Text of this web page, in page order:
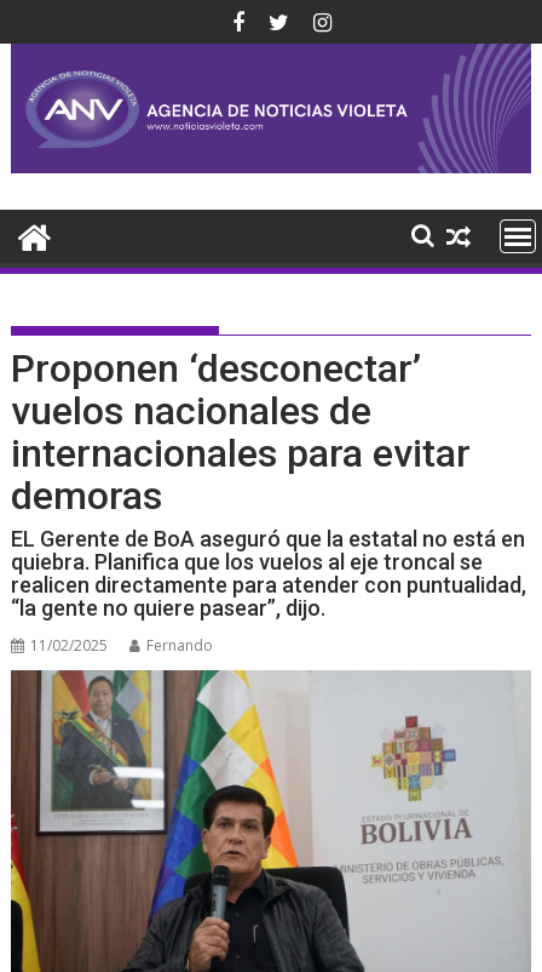
al
contenido
Proponen ‘desconectar’
vuelos nacionales de
internacionales para evitar
demoras
EL Gerente de BoA aseguró que la estatal no está en
quiebra. Planifica que los vuelos al eje troncal se
realicen directamente para atender con puntualidad,
“la gente no quiere pasear”, dijo.
11/02/2025 Fernando